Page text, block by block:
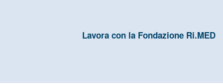
Lavora con la Fondazione Ri.MED